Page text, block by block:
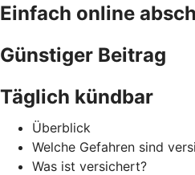
Einfach online
Günstiger Beitrag
Täglich kündbar
Überblick
Welche Gefahren sind
Was ist versichert?